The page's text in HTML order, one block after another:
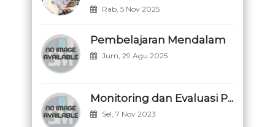
Rab, 5 Nov 2025
Pembelajaran Mendalam
Jum, 29 Agu 2025
Monitoring dan Evaluasi P...
Sel, 7 Nov 2023